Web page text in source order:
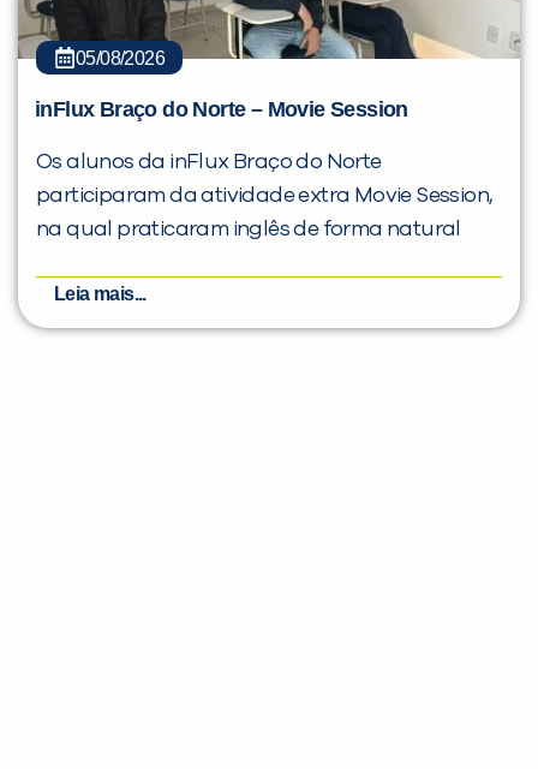
05/08/2026
inFlux Braço do Norte – Movie Session
Os alunos da inFlux Braço do Norte
participaram da atividade extra Movie Session,
na qual praticaram inglês de forma natural
Leia mais...